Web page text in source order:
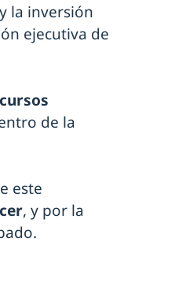
la inversión
ejecutiva de
de la
este
, y por la